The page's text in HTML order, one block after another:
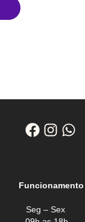
Funcionamento
Seg – Sex